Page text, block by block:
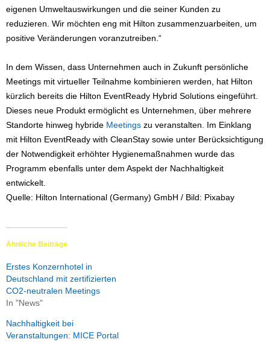
eigenen Umweltauswirkungen und die seiner Kunden zu
reduzieren. Wir möchten eng mit Hilton zusammenzuarbeiten, um
positive Veränderungen voranzutreiben.“
In dem Wissen, dass Unternehmen auch in Zukunft persönliche
Meetings mit virtueller Teilnahme kombinieren werden, hat Hilton
kürzlich bereits die Hilton EventReady Hybrid Solutions eingeführt.
Dieses neue Produkt ermöglicht es Unternehmen, über mehrere
Standorte hinweg hybride Meetings zu veranstalten. Im Einklang
mit Hilton EventReady with CleanStay sowie unter Berücksichtigung
der Notwendigkeit erhöhter Hygienemaßnahmen wurde das
Programm ebenfalls unter dem Aspekt der Nachhaltigkeit
entwickelt.
Quelle: Hilton International (Germany) GmbH / Bild: Pixabay
Ähnliche Beiträge
Erstes Konzernhotel in
Deutschland mit zertifizierten
CO2-neutralen Meetings
In "News"
Nachhaltigkeit bei
Veranstaltungen: MICE Portal